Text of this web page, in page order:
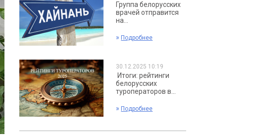
Группа белорусских
врачей отправится
на...
» Подробнее
30.12.2025 10:19
Итоги: рейтинги
белорусских
туроператоров в...
» Подробнее